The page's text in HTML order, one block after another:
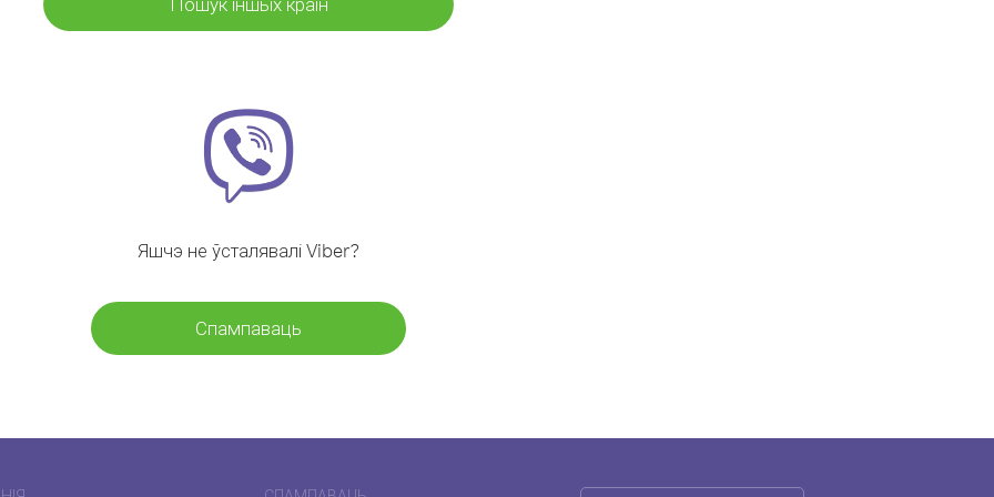
Яшчэ не ўсталявалі Viber?
Спампаваць